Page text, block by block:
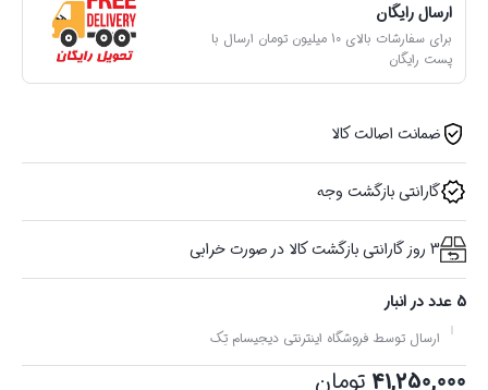
ارسال رایگان
برای سفارشات بالای 10 میلیون تومان ارسال با
پست رایگان
ضمانت اصالت کالا
گارانتی بازگشت وجه
3 روز گارانتی بازگشت کالا در صورت خرابی
5 عدد در انبار
ارسال توسط فروشگاه اینترنتی دیجیسام تِک
41,250,000 تومان